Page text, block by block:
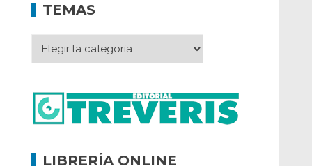
TEMAS
LIBRERÍA ONLINE